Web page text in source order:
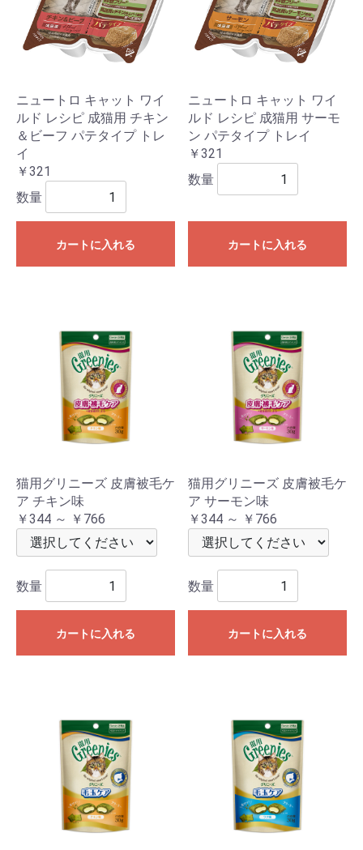
ニュートロ キャット ワイ
ルド レシピ 成猫用 チキン
＆ビーフ パテタイプ トレ
イ
￥321
数量
カートに入れる
ニュートロ キャット ワイ
ルド レシピ 成猫用 サーモ
ン パテタイプ トレイ
￥321
数量
カートに入れる
猫用グリニーズ 皮膚被毛ケ
ア チキン味
￥344 ～ ￥766
数量
カートに入れる
猫用グリニーズ 皮膚被毛ケ
ア サーモン味
￥344 ～ ￥766
数量
カートに入れる